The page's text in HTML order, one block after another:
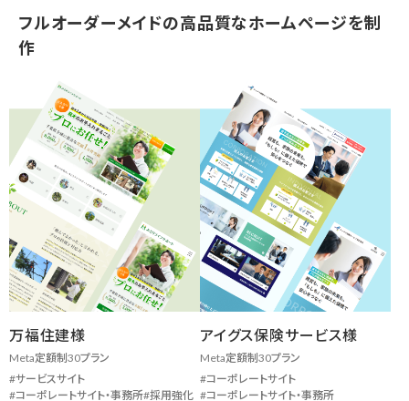
フルオーダーメイドの高品質なホームページを制
作
万福住建様
Meta定額制30プラン
サービスサイト
コーポレートサイト・事務所 採用強化
アイグス保険サービス様
Meta定額制30プラン
コーポレートサイト
コーポレートサイト・事務所